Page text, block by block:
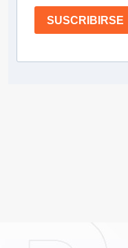
SUSCRIBIRSE